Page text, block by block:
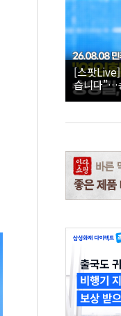
[스팟Live] “정청래 후보 그동안 고생 많
습니다”…송
더불어민